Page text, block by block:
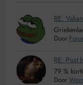
RE:
Door
RE: Post
79 %
Door